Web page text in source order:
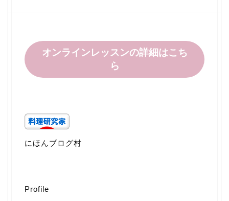
オンラインレッスンの詳細はこち
ら
にほんブログ村
Profile